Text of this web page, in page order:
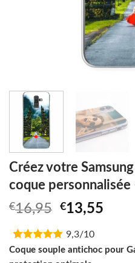
Créez votre
coque
€16,95 Original
was:
€16,95.
€13,55
9,3/10
Coque souple antichoc pour